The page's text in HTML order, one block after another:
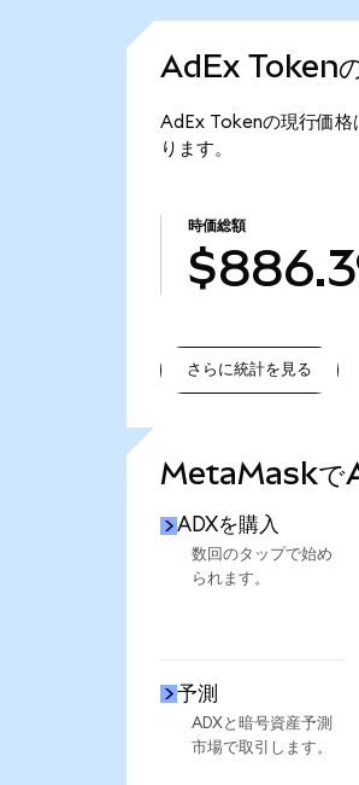
AdEx Tokenの
AdEx Tokenの現行価格
ります。
時価総額
さらに統計を見る
MetaMaskで
ADXを購入
数回のタップで始め
られます。
予測
ADXと暗号資産予測
市場で取引します。